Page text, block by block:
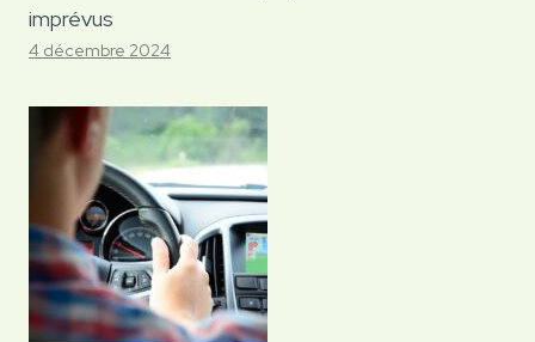
imprévus
4 décembre 2024